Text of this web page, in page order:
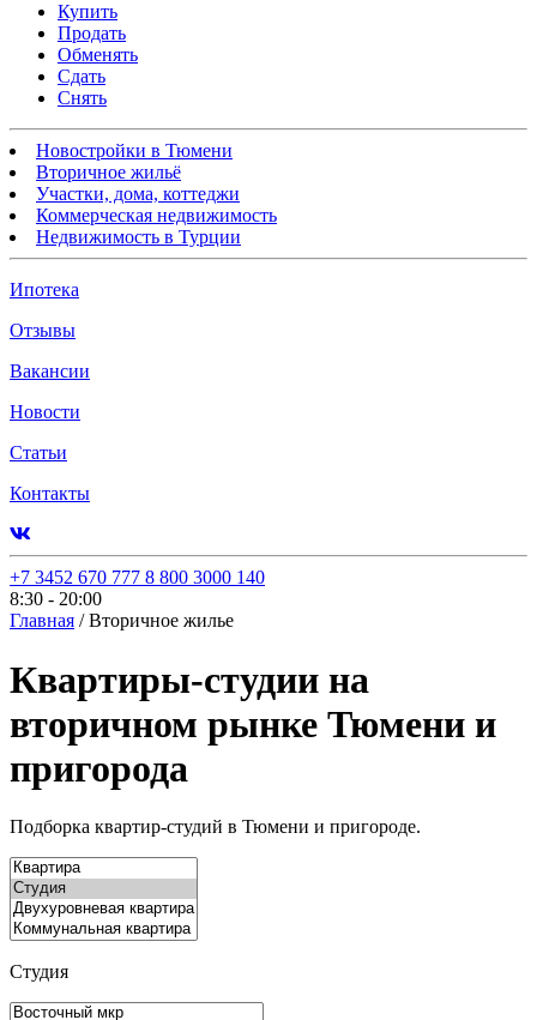
Купить
Продать
Обменять
Сдать
Снять
Новостройки в Тюмени
Вторичное жильё
Участки, дома, коттеджи
Коммерческая недвижимость
Недвижимость в Турции
Ипотека
Отзывы
Вакансии
Новости
Статьи
Контакты
+7 3452 670 777 8 800 3000 140
8:30 - 20:00
Главная / Вторичное жилье
Квартиры-студии на
вторичном рынке Тюмени и
пригорода
Подборка квартир-студий в Тюмени и пригороде.
Студия